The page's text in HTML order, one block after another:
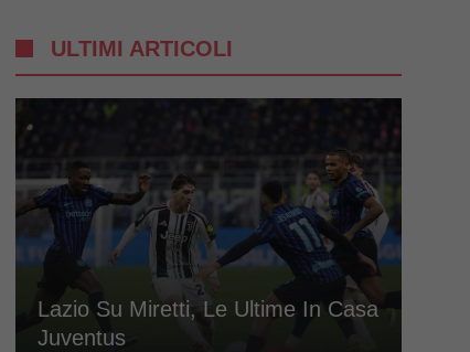
ULTIMI ARTICOLI
Lazio Su Miretti, Le Ultime In Casa
Juventus